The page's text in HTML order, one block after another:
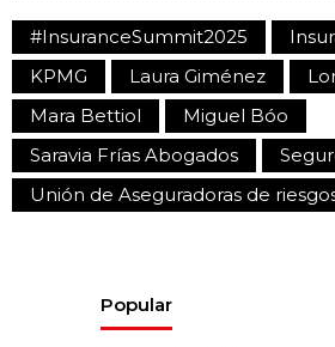
#InsuranceSummit2025
KPMG
Laura Giménez
Mara Bettiol
Miguel Bóo
Saravia Frías Abogados
Unión de Aseguradoras de
Popular